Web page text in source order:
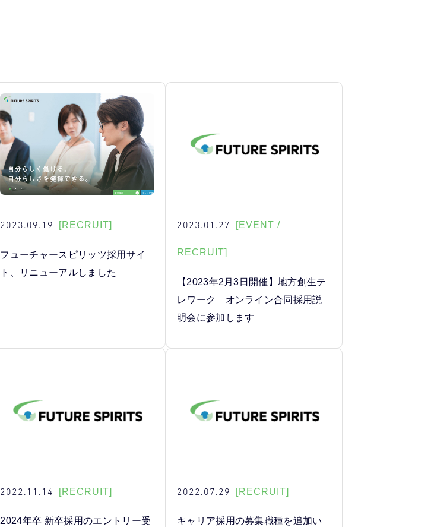
2023.09.19 [RECRUIT]
フューチャースピリッツ採用サイ
ト、リニューアルしました
2023.01.27 [EVENT /
RECRUIT]
【2023年2月3日開催】地方創生テ
レワーク オンライン合同採用説
明会に参加します
2022.11.14 [RECRUIT]
2024年卒 新卒採用のエントリー受
2022.07.29 [RECRUIT]
キャリア採用の募集職種を追加い